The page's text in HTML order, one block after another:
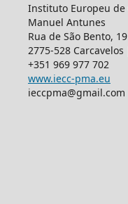
Instituto Europeu de
Manuel Antunes
Rua de São Bento, 19
2775-528
+351 969 977 702
www.iecc-pma.eu
ieccpma@gmail.com